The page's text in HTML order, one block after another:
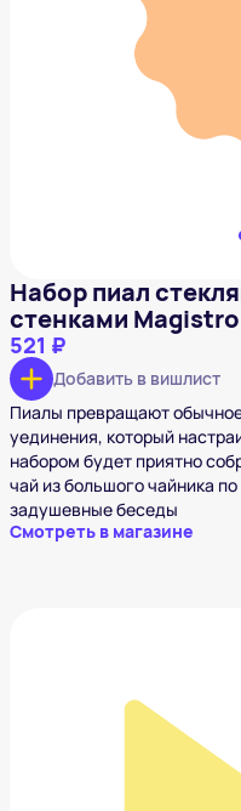
Набор пиал
Набор пиал
стенками
521 ₽
Добавить в вишлист
Пиалы превращают
уединения, который
набором будет приятно
чай из большого чайника
задушевные беседы
Смотреть в магазине